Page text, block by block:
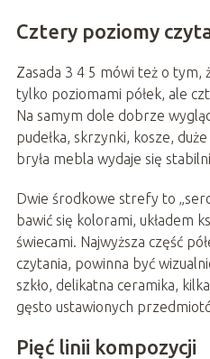
Cztery poziomy
Zasada 3 4 5 mówi też o tym,
tylko poziomami półek, ale
Na samym dole dobrze
pudełka, skrzynki, kosze,
bryła mebla wydaje się
Dwie środkowe strefy to
bawić się kolorami, układem
świecami. Najwyższa część
czytania, powinna być
szkło, delikatna ceramika,
gęsto ustawionych
Pięć linii kompozycji